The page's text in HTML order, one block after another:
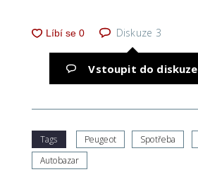
Diskuze 3
Vstoupit do diskuze
Tags Peugeot Spotřeba
Autobazar